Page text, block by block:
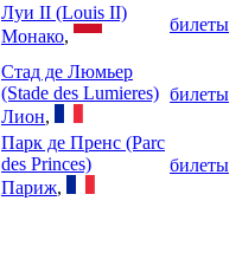
Луи II (Louis II)
Монако,
билеты
Стад де Люмьер
(Stade des Lumieres)
Лион,
билеты
Парк де Пренс (Parc
des Princes)
Париж,
билеты